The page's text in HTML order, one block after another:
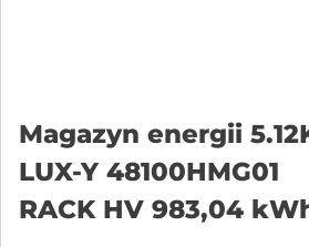
Magazyn energii
LUX-Y 48100HMG01
RACK HV 983,04